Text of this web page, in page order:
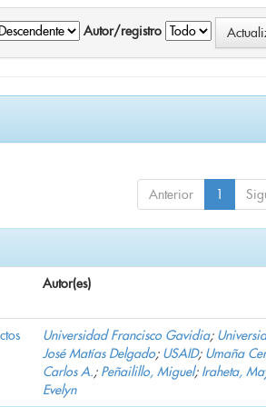
Autor/registro
Anterior 1
Autor(es)
Universidad Francisco Gavidia;
José Matías Delgado; USAID; Umaña
Carlos A.; Peñailillo, Miguel; Iraheta,
Evelyn